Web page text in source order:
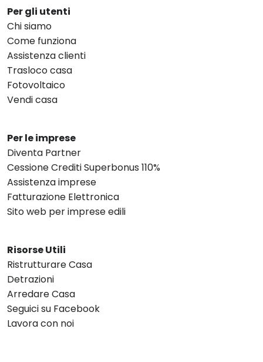
Per gli utenti
Chi siamo
Come funziona
Assistenza clienti
Trasloco casa
Fotovoltaico
Vendi casa
Per le imprese
Diventa Partner
Cessione Crediti Superbonus 110%
Assistenza imprese
Fatturazione Elettronica
Sito web per imprese edili
Risorse Utili
Ristrutturare Casa
Detrazioni
Arredare Casa
Seguici su Facebook
Lavora con noi